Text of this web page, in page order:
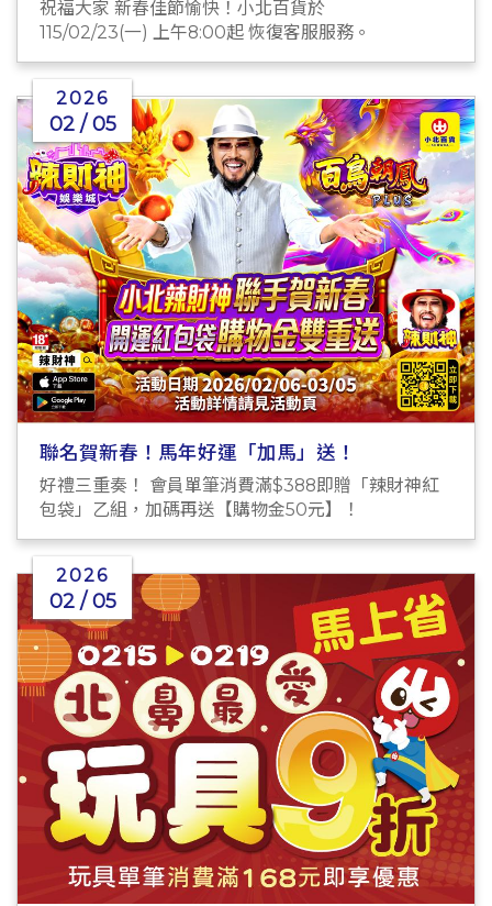
祝福大家 新春佳節愉快！小北百貨於
115/02/23(一) 上午8:00起 恢復客服服務。
2026
02 / 05
聯名賀新春！馬年好運「加馬」送！
好禮三重奏！ 會員單筆消費滿$388即贈「辣財神紅
包袋」乙組，加碼再送【購物金50元】！
2026
02 / 05